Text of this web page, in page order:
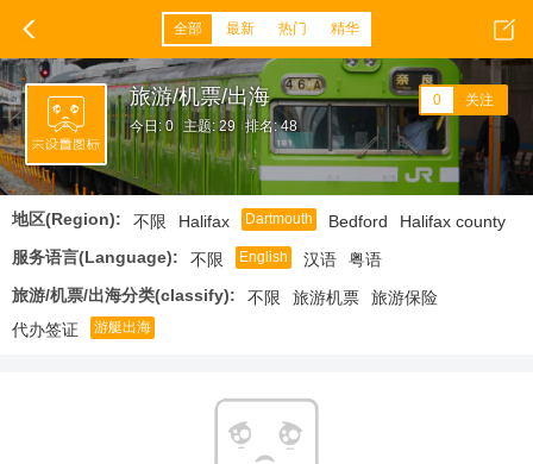
全部 最新 热门 精华
旅游/机票/出海
今日: 0 主题: 29 排名: 48
0 关注
地区(Region): 不限 Halifax Dartmouth Bedford
Halifax county
服务语言(Language):
不限 English 汉语
粤语
旅游/机票/出海分类(classify):
不限 旅游机票
旅游保险
代办签证
游艇出海